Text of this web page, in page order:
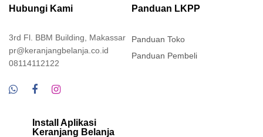
Hubungi Kami
3rd Fl. BBM Building, Makassar
pr@keranjangbelanja.co.id
08114112122
Panduan LKPP
Panduan Toko
Panduan Pembeli
Install Aplikasi
Keranjang Belanja